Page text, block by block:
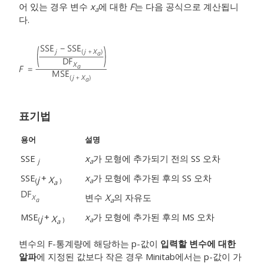
어 있는 경우 변수 xa에 대한 F는 다음 공식으로 계산됩니
다.
표기법
용어 설명
SSE j xa가 모형에 추가되기 전의 SS 오차
SSE(j+ Xa ) xa가 모형에 추가된 후의 SS 오차
변수 Xa의 자유도
MSE(j+ Xa ) xa가 모형에 추가된 후의 MS 오차
변수의 F-통계량에 해당하는 p-값이 입력할 변수에 대한
알파에 지정된 값보다 작은 경우 Minitab에서는 p-값이 가